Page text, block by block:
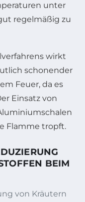
unter
regelmäßig zu
wirkt
schonender
Feuer, da es
Einsatz von
Flamme tropft.
BEIM
von Kräutern